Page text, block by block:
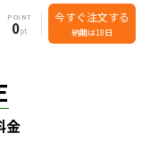
POINT
0
今すぐ注文する
納期は18日
金